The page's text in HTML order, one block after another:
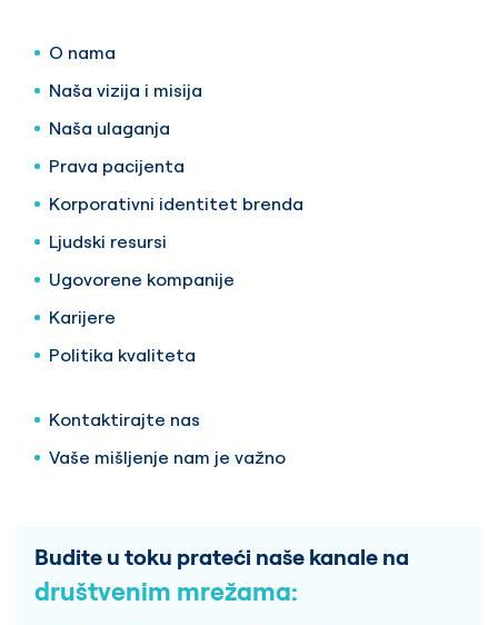
O nama
Naša vizija i misija
Naša ulaganja
Prava pacijenta
Korporativni identitet brenda
Ljudski resursi
Ugovorene kompanije
Karijere
Politika kvaliteta
Kontaktirajte nas
Vaše mišljenje nam je važno
Budite u toku prateći naše kanale na
društvenim mrežama: